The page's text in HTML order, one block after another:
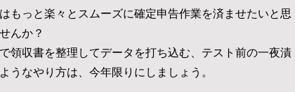
もっと楽々とスムーズに確定申告作業を済ませたいと思
んか？
領収書を整理してデータを打ち込む、テスト前の一夜漬
うなやり方は、今年限りにしましょう。